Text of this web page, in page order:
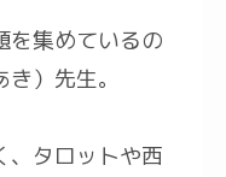
を集めているの
）先生。
、タロットや西